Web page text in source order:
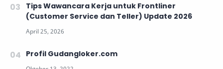
Tips Wawancara Kerja untuk Frontliner
(Customer Service dan Teller) Update 2026
Profil Gudangloker.com